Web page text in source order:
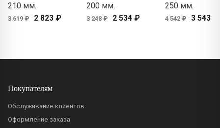
210 мм.
3 619 ₽ 2 823 ₽
200 мм.
3 248 ₽ 2 534 ₽
250 мм.
4 542 ₽ 3 543 ₽
Покупателям
Обслуживание клиентов
Оформление заказа